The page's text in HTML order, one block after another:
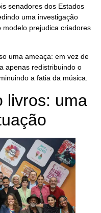
senadores dos Estados
uma investigação
prejudica criadores
uma ameaça: em vez de
apenas redistribuindo o
a fatia da música.
livros: uma